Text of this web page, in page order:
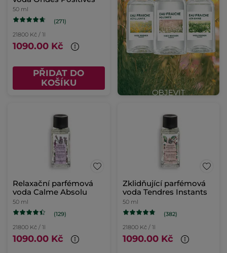
50 ml
(271)
21800 Kč / 1l
1090.00 Kč
PŘIDAT DO
KOŠÍKU
Relaxační parfémová
voda Calme Absolu
50 ml
(129)
21800 Kč / 1l
1090.00 Kč
Zklidňující parfémová
voda Tendres Instants
50 ml
(382)
21800 Kč / 1l
1090.00 Kč